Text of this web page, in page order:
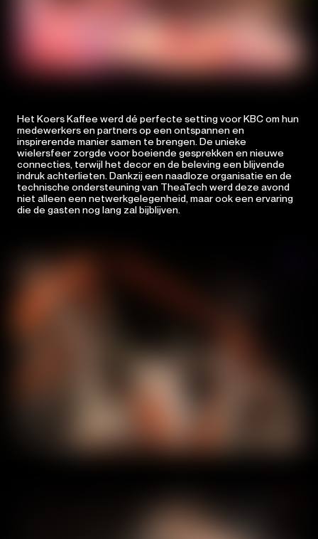
Home
Experiences
Contact
Het Koers Kaffee werd dé perfecte setting voor KBC om hun
medewerkers en partners op een ontspannen en
inspirerende manier samen te brengen. De unieke
wielersfeer zorgde voor boeiende gesprekken en nieuwe
connecties, terwijl het decor en de beleving een blijvende
indruk achterlieten. Dankzij een naadloze organisatie en de
technische ondersteuning van TheaTech werd deze avond
niet alleen een netwerkgelegenheid, maar ook een ervaring
die de gasten nog lang zal bijblijven.